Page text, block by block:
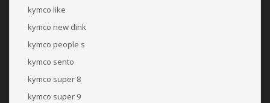
kymco like
kymco new dink
kymco people s
kymco sento
kymco super 8
kymco super 9